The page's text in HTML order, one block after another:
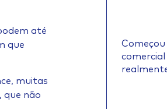
até
que
muitas
que não
Começou
comercial